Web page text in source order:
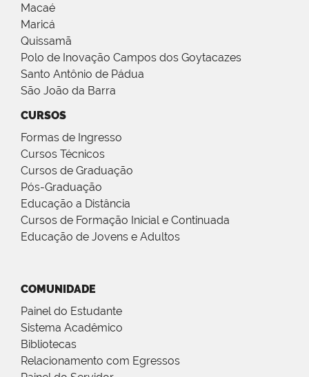
Macaé
Maricá
Quissamã
Polo de Inovação Campos dos Goytacazes
Santo Antônio de Pádua
São João da Barra
CURSOS
Formas de Ingresso
Cursos Técnicos
Cursos de Graduação
Pós-Graduação
Educação a Distância
Cursos de Formação Inicial e Continuada
Educação de Jovens e Adultos
COMUNIDADE
Painel do Estudante
Sistema Acadêmico
Bibliotecas
Relacionamento com Egressos